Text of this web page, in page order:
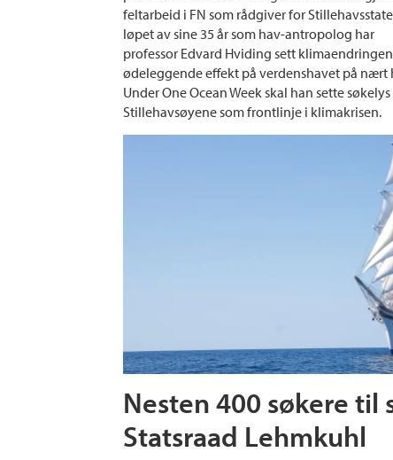
feltarbeid i FN som rådgiver for
løpet av sine 35 år som hav-antropolog har
professor Edvard Hviding sett
ødeleggende effekt på verdenshavet på nært
Under One Ocean Week skal han sette søkelys
Stillehavsøyene som frontlinje i klimakrisen.
Nesten 400 søkere til
Statsraad Lehmkuhl